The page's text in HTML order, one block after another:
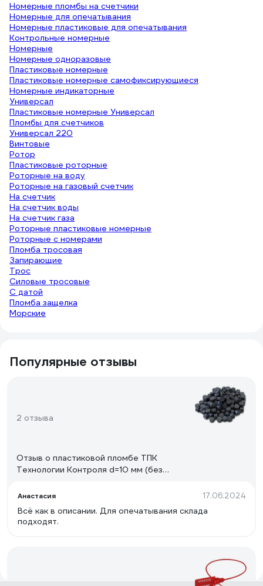
Номерные пломбы на счетчики
Номерные для опечатывания
Номерные пластиковые для опечатывания
Контрольные номерные
Номерные
Номерные одноразовые
Пластиковые номерные
Пластиковые номерные самофиксирующиеся
Номерные индикаторные
Универсал
Пластиковые номерные Универсал
Пломбы для счетчиков
Универсал 220
Винтовые
Ротор
Пластиковые роторные
Роторные на воду
Роторные на газовый счетчик
На счетчик
На счетчик воды
На счетчик газа
Роторные пластиковые номерные
Роторные с номерами
Пломба тросовая
Запирающие
Трос
Силовые тросовые
С датой
Пломба защелка
Морские
Популярные отзывы
2 отзыва
Отзыв о пластиковой пломбе ТПК
Технологии Контроля d=10 мм (без
Анастасия 17.06.2024
Всё как в описании. Для опечатывания склада
подходят.